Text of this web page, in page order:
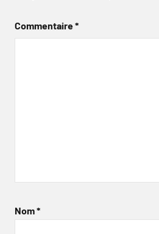
Commentaire*
Nom*